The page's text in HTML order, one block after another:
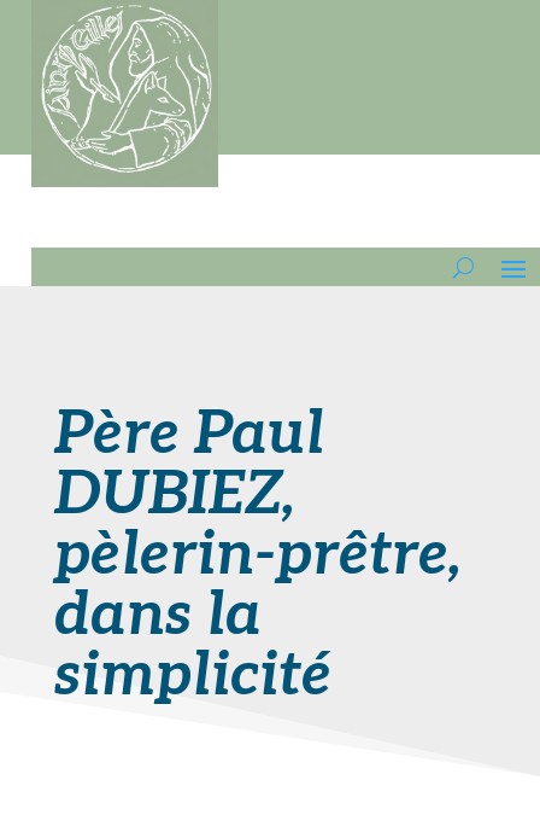
Père Paul
DUBIEZ,
pèlerin-prêtre,
dans la
simplicité